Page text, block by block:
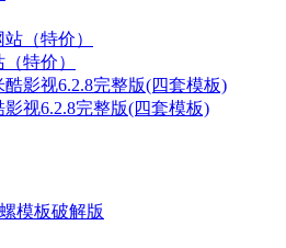
特价）
视6.2.8完整版(四套模板)
模板破解版